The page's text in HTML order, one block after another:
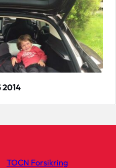
2014
TOCN Forsikring